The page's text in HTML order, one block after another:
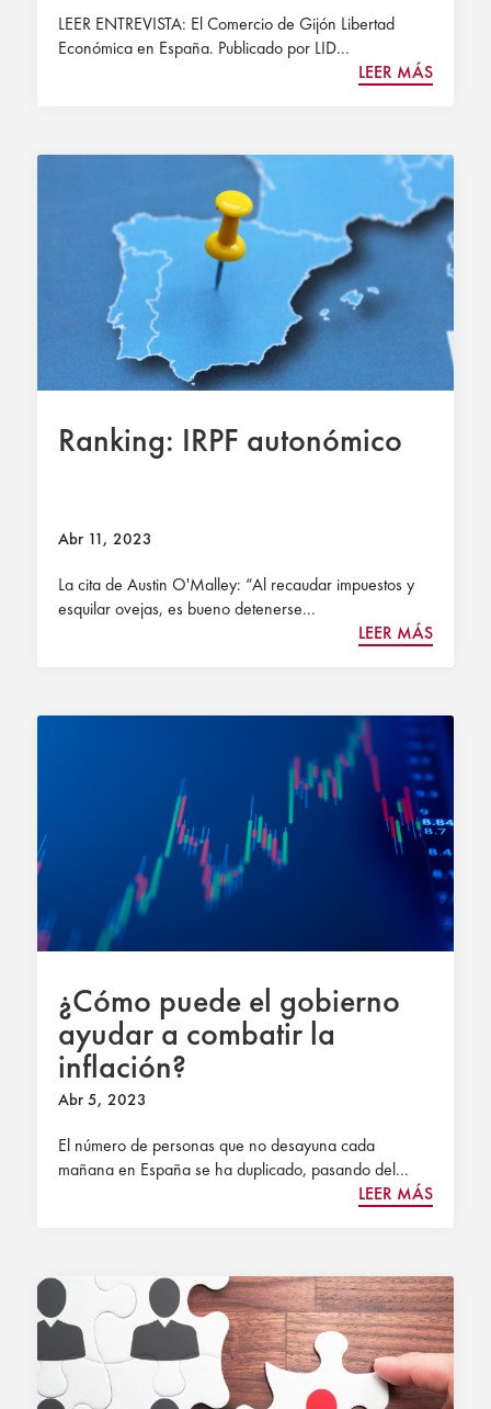
LEER ENTREVISTA: El Comercio de Gijón Libertad
Económica en España. Publicado por LID...
LEER MÁS
Ranking: IRPF autonómico
Abr 11, 2023
La cita de Austin O'Malley: “Al recaudar impuestos y
esquilar ovejas, es bueno detenerse...
LEER MÁS
¿Cómo puede el gobierno
ayudar a combatir la
inflación?
Abr 5, 2023
El número de personas que no desayuna cada
mañana en España se ha duplicado, pasando del...
LEER MÁS